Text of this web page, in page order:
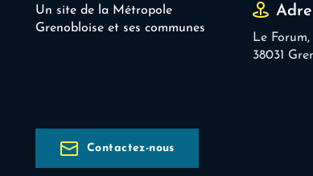
Un site de la Métropole
Grenobloise et ses communes
Le
38031
Contactez-nous